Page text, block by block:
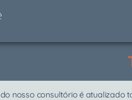
nosso consultório é atualizado